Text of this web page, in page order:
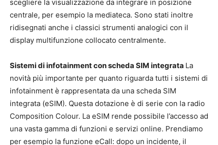
scegliere la visualizzazione da integrare in posizione
centrale, per esempio la mediateca. Sono stati inoltre
ridisegnati anche i classici strumenti analogici con il
display multifunzione collocato centralmente.
Sistemi di infotainment con scheda SIM integrata La
novità più importante per quanto riguarda tutti i sistemi di
infotainment è rappresentata da una scheda SIM
integrata (eSIM). Questa dotazione è di serie con la radio
Composition Colour. La eSIM rende possibile l’accesso ad
una vasta gamma di funzioni e servizi online. Prendiamo
per esempio la funzione eCall: dopo un incidente, il